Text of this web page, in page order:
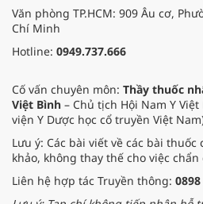
Văn phòng TP.HCM: 909 Âu cơ,
Chí Minh
Hotline: 0949.737.666
Cố vấn chuyên môn: Thầy thuốc
Việt Bình – Chủ tịch Hội Nam Y
viện Y Dược học cổ truyền Việt
Lưu ý: Các bài viết về các bài
khảo, không thay thế cho việc
Liên hệ hợp tác Truyền thông: